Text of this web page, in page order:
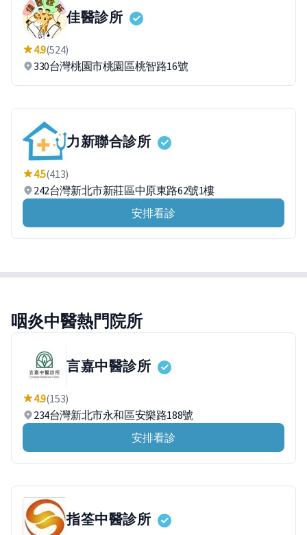
佳醫診所
4.9(524)
330台灣桃園市桃園區桃智路16號
力新聯合診所
4.5(413)
242台灣新北市新莊區中原東路62號1樓
安排看診
咽炎中醫熱門院所
言嘉中醫診所
4.9(153)
234台灣新北市永和區安樂路188號
安排看診
指筌中醫診所